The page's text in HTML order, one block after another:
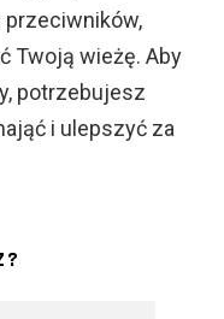
przeciwników,
Twoją wieżę. Aby
potrzebujesz
i ulepszyć za